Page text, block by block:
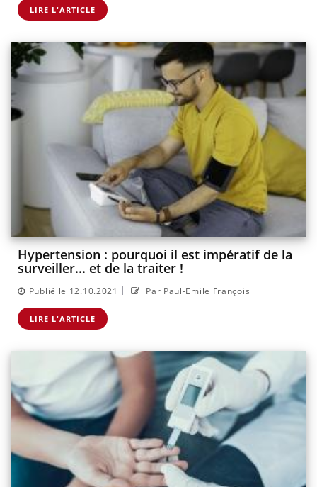
LIRE L'ARTICLE
Hypertension : pourquoi il est impératif de la
surveiller... et de la traiter !
Publié le 12.10.2021 | Par Paul-Emile François
LIRE L'ARTICLE